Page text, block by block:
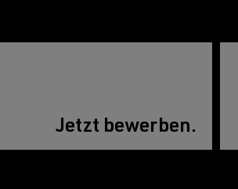
Jetzt bewerben.